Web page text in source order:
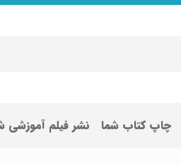
چاپ کتاب شما نشر فیلم آموزشی